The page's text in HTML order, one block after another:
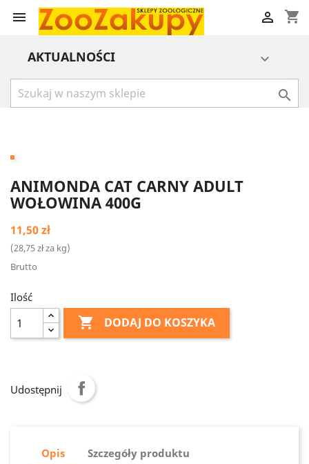
 shopping_cart

AKTUALNOŚCI 

ANIMONDA CAT CARNY ADULT
WOŁOWINA 400G
11,50 zł
(28,75 zł za kg)
Brutto
Ilość
 DODAJ DO KOSZYKA
Udostępnij
Opis Szczegóły produktu